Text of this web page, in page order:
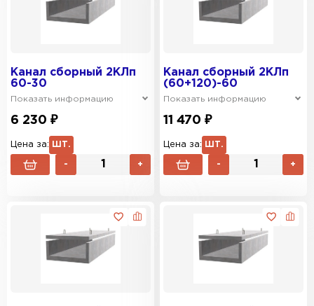
Канал сборный 2КЛп
60-30
Показать информацию
6 230 ₽
Цена за: ШТ.
- +
Канал сборный 2КЛп
(60+120)-60
Показать информацию
11 470 ₽
Цена за: ШТ.
- +